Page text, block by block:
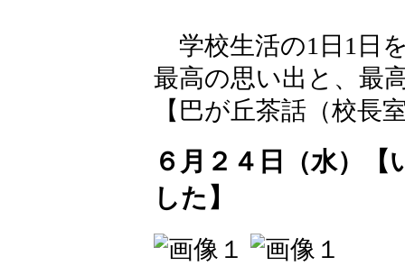
学校生活の1日1日
最高の思い出と、最
【巴が丘茶話（校長
６月２４日（水）
した】